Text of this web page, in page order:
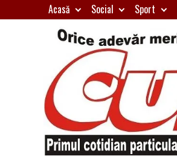
to
Acasă Social Sport